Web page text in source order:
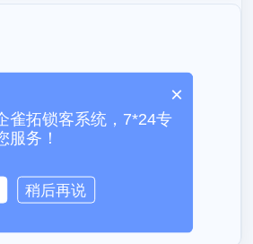
单
×
雀拓锁客系统，7*24专
服务！
稍后再说